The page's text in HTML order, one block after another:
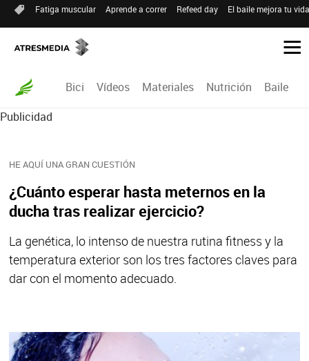
Fatiga muscular Aprende a correr Refeed day El baile mejora tu
Bici Vídeos Materiales Nutrición Baile
Publicidad
HE AQUÍ UNA GRAN CUESTIÓN
¿Cuánto esperar hasta meternos en la
ducha tras realizar ejercicio?
La genética, lo intenso de nuestra rutina fitness y la
temperatura exterior son los tres factores claves para
dar con el momento adecuado.